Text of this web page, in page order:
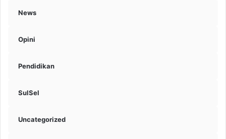
News
Opini
Pendidikan
SulSel
Uncategorized